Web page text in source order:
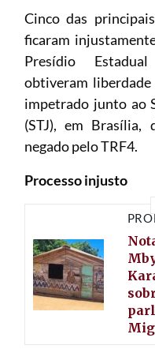
Cinco das
ficaram
Presídio
obtiveram liberdade
impetrado junto ao
(STJ), em
negado pelo TRF4.
Processo injusto